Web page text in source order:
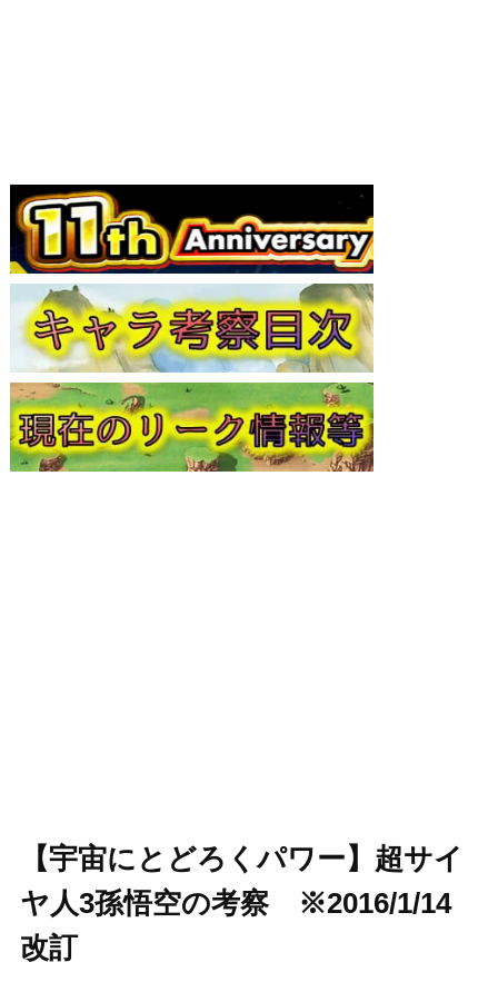
【宇宙にとどろくパワー】超サイ
ヤ人3孫悟空の考察 ※2016/1/14
改訂